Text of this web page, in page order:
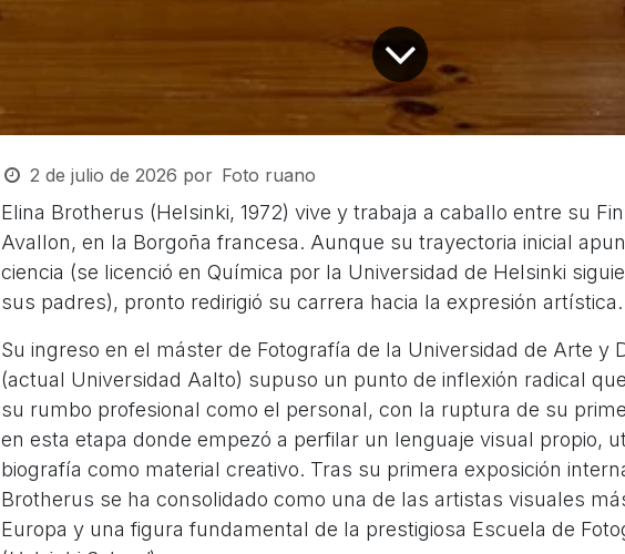
2 de julio de 2026 por Foto ruano
Elina Brotherus (Helsinki, 1972) vive y trabaja a caballo entre su
Avallon, en la Borgoña francesa. Aunque su trayectoria inicial
ciencia (se licenció en Química por la Universidad de Helsinki
sus padres), pronto redirigió su carrera hacia la expresión artística.
Su ingreso en el máster de Fotografía de la Universidad de Arte y
(actual Universidad Aalto) supuso un punto de inflexión radical
su rumbo profesional como el personal, con la ruptura de su
en esta etapa donde empezó a perfilar un lenguaje visual propio,
biografía como material creativo. Tras su primera exposición
Brotherus se ha consolidado como una de las artistas visuales
Europa y una figura fundamental de la prestigiosa Escuela de